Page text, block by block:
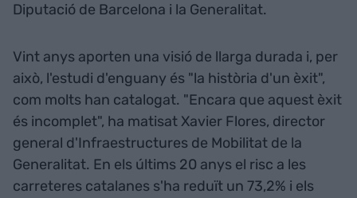
Diputació de Barcelona i la Generalitat.
Vint anys aporten una visió de llarga durada i, per
això, l'estudi d'enguany és "la història d'un èxit",
com molts han catalogat. "Encara que aquest èxit
és incomplet", ha matisat Xavier Flores, director
general d'Infraestructures de Mobilitat de la
Generalitat. En els últims 20 anys el risc a les
carreteres catalanes s'ha reduït un 73,2% i els